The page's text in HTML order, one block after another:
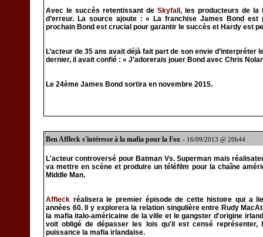
Avec le succès retentissant de Skyfall , les producteurs de la
d’erreur. La source ajoute : « La franchise James Bond
prochain Bond est crucial pour garantir le succès et Hardy est
L’acteur de 35 ans avait déjà fait part de son envie
dernier, il avait confié : « J’adorerais jouer Bond avec Chris
Le 24ème James Bond sortira en novembre 2015.
Ben Affleck s'intéresse à la mafia pour la Fox - 16/09/2013 @ 20h44
L'acteur controversé pour Batman Vs. Superman mais
va mettre en scène et produire un téléfilm pour la chaîne
Middle Man.
Affleck réalisera le premier épisode de cette histoire qui a
années 60. Il y explorera la relation singulière entre Rudy
la mafia italo-américaine de la ville et le gangster d'origine
voit obligé de dépasser les lois qu'il est censé représenter,
puissance la mafia irlandaise.